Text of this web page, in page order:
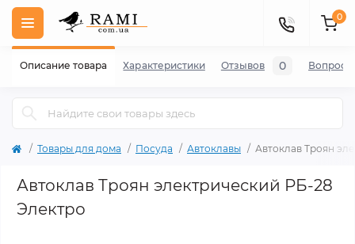
0
Товары для дома Посуда Автоклавы Автоклав Троян
Автоклав Троян электрический РБ-28
Электро
Описание товара Характеристики Отзывов 0 Вопросы